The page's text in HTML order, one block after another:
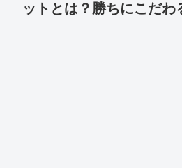
ットとは？勝ちにこだわ